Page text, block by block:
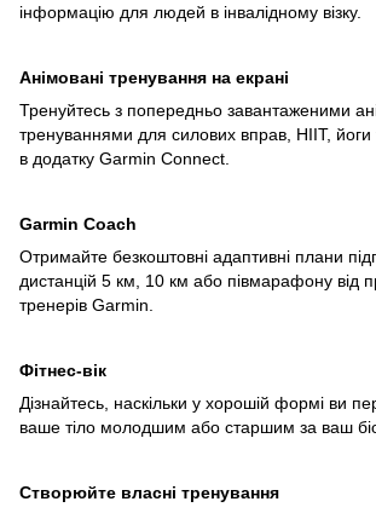
інформацію для людей в інвалідному візку.
Анімовані тренування на екрані
Тренуйтесь з попередньо завантаженими
тренуваннями для силових вправ, HIIT,
в додатку Garmin Connect.
Garmin Coach
Отримайте безкоштовні адаптивні плани
дистанцій 5 км, 10 км або півмарафону від
тренерів Garmin.
Фітнес-вік
Дізнайтесь, наскільки у хорошій формі ви
ваше тіло молодшим або старшим за ваш
Створюйте власні тренування